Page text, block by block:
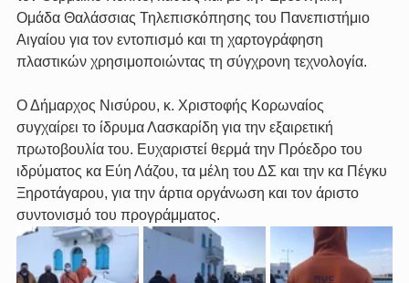
Ομάδα Θαλάσσιας Τηλεπισκόπησης του Πανεπιστήμιο
Αιγαίου για τον εντοπισμό και τη χαρτογράφηση
πλαστικών χρησιμοποιώντας τη σύγχρονη τεχνολογία.
Ο Δήμαρχος Νισύρου, κ. Χριστοφής Κορωναίος
συγχαίρει το ίδρυμα Λασκαρίδη για την εξαιρετική
πρωτοβουλία του. Ευχαριστεί θερμά την Πρόεδρο του
ιδρύματος κα Εύη Λάζου, τα μέλη του ΔΣ και την κα Πέγκυ
Ξηροτάγαρου, για την άρτια οργάνωση και τον άριστο
συντονισμό του προγράμματος.